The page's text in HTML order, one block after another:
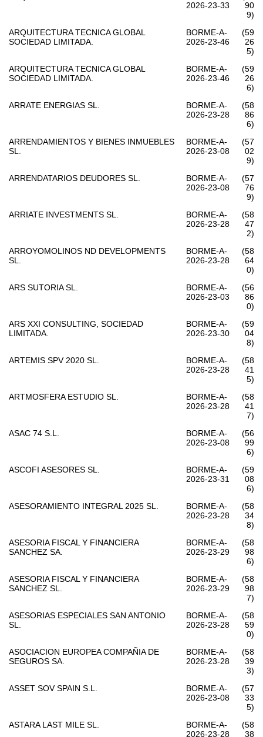
2026-23-33
90
9)
ARQUITECTURA TECNICA GLOBAL
SOCIEDAD LIMITADA.
BORME-A-
2026-23-46
(59
26
5)
ARQUITECTURA TECNICA GLOBAL
SOCIEDAD LIMITADA.
BORME-A-
2026-23-46
(59
26
6)
ARRATE ENERGIAS SL.
BORME-A-
2026-23-28
(58
86
6)
ARRENDAMIENTOS Y BIENES INMUEBLES
SL.
BORME-A-
2026-23-08
(57
02
9)
ARRENDATARIOS DEUDORES SL.
BORME-A-
2026-23-08
(57
76
9)
ARRIATE INVESTMENTS SL.
BORME-A-
2026-23-28
(58
47
2)
ARROYOMOLINOS ND DEVELOPMENTS
SL.
BORME-A-
2026-23-28
(58
64
0)
ARS SUTORIA SL.
BORME-A-
2026-23-03
(56
86
0)
ARS XXI CONSULTING, SOCIEDAD
LIMITADA.
BORME-A-
2026-23-30
(59
04
8)
ARTEMIS SPV 2020 SL.
BORME-A-
2026-23-28
(58
41
5)
ARTMOSFERA ESTUDIO SL.
BORME-A-
2026-23-28
(58
41
7)
ASAC 74 S.L.
BORME-A-
2026-23-08
(56
99
6)
ASCOFI ASESORES SL.
BORME-A-
2026-23-31
(59
08
6)
ASESORAMIENTO INTEGRAL 2025 SL.
BORME-A-
2026-23-28
(58
34
8)
ASESORIA FISCAL Y FINANCIERA
SANCHEZ SA.
BORME-A-
2026-23-29
(58
98
6)
ASESORIA FISCAL Y FINANCIERA
SANCHEZ SL.
BORME-A-
2026-23-29
(58
98
7)
ASESORIAS ESPECIALES SAN ANTONIO
SL.
BORME-A-
2026-23-28
(58
59
0)
ASOCIACION EUROPEA COMPAÑIA DE
SEGUROS SA.
BORME-A-
2026-23-28
(58
39
3)
ASSET SOV SPAIN S.L.
BORME-A-
2026-23-08
(57
33
5)
ASTARA LAST MILE SL.
BORME-A-
2026-23-28
(58
38